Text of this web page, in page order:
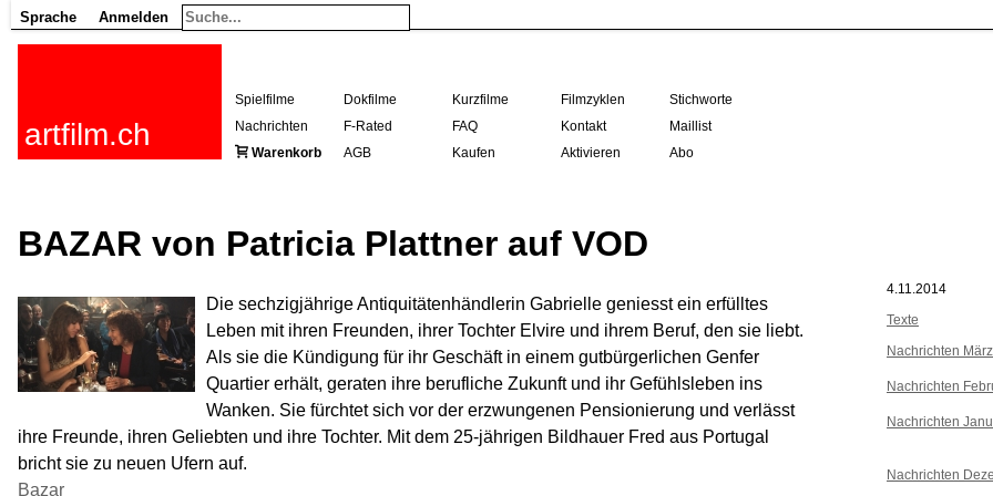
Sprache Anmelden
artfilm.ch
Spielfilme Dokfilme Kurzfilme Filmzyklen
Stichworte
Nachrichten
F-Rated FAQ Kontakt
Maillist
Warenkorb
AGB Kaufen Aktivieren Abo
BAZAR von Patricia Plattner auf VOD
4.11.2014
Texte
Nachrichten
Nachrichten
Nachrichten
Nachrichten
Die sechzigjährige Antiquitätenhändlerin Gabrielle geniesst ein erfülltes
Leben mit ihren Freunden, ihrer Tochter Elvire und ihrem Beruf, den sie liebt.
Als sie die Kündigung für ihr Geschäft in einem gutbürgerlichen Genfer
Quartier erhält, geraten ihre berufliche Zukunft und ihr Gefühlsleben ins
Wanken. Sie fürchtet sich vor der erzwungenen Pensionierung und verlässt
ihre Freunde, ihren Geliebten und ihre Tochter. Mit dem 25-jährigen Bildhauer Fred aus Portugal
bricht sie zu neuen Ufern auf.
Bazar